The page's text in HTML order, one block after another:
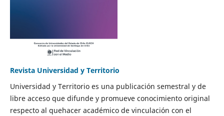
Revista Universidad y Territorio
Universidad y Territorio es una publicación semestral y de
libre acceso que difunde y promueve conocimiento original
respecto al quehacer académico de vinculación con el